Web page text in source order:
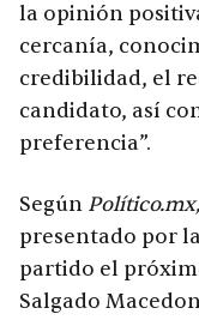
la opinión
cercanía,
credibilidad, el
candidato, así
preferencia”.
Según Político.mx,
presentado por
partido el
Salgado